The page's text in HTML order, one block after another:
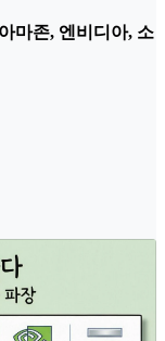
마존, 엔비디아, 소